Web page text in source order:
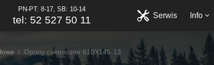
PN-PT: 8-17, SB: 10-14
tel: 52 527 50 11 Info
Serwis
Opony całoroczne 610X145-13